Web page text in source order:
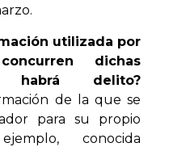
utilizada por
dichas
habrá delito?
de la que se
para su propio
conocida